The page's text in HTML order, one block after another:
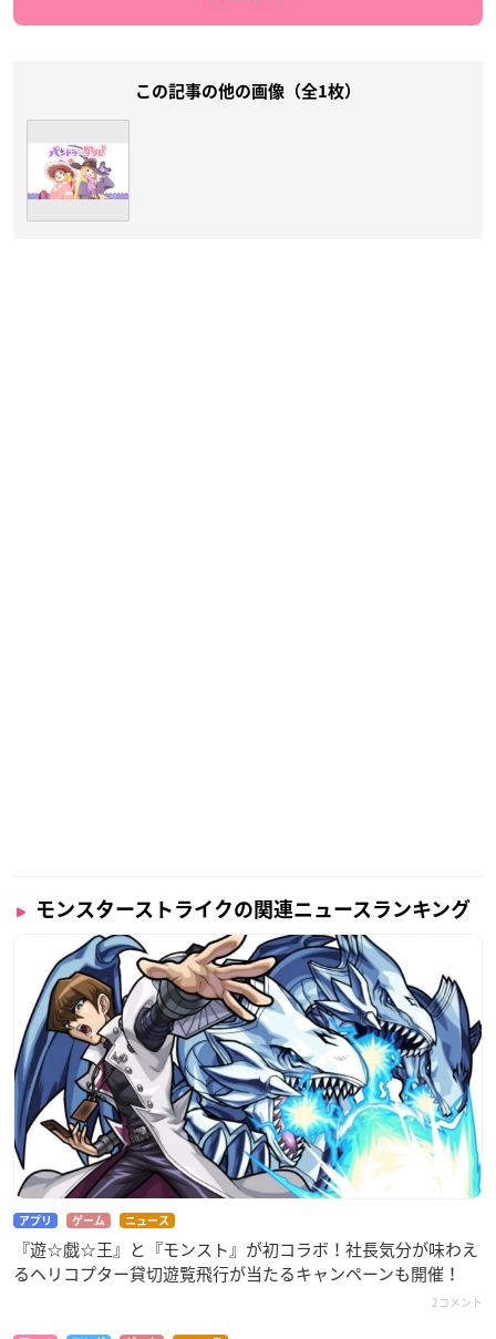
この記事の他の画像（全1枚）
モンスターストライクの関連ニュースランキング
アプリ ゲーム ニュース
『遊☆戯☆王』と『モンスト』が初コラボ！社長気分が味わえ
るヘリコプター貸切遊覧飛行が当たるキャンペーンも開催！
2コメント